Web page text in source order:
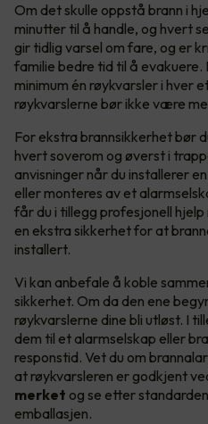
Om det skulle oppstå brann i
minutter til å handle, og hvert
gir tidlig varsel om fare, og er
familie bedre tid til å
minimum én røykvarsler i hver
røykvarslerne bør ikke være
For ekstra brannsikkerhet bør
hvert soverom og øverst i
anvisninger når du installerer
eller monteres av et
får du i tillegg profesjonell
en ekstra sikkerhet for at
installert.
Vi kan anbefale å koble
sikkerhet. Om da den ene
røykvarslerne dine bli utløst. I
dem til et alarmselskap eller
responstid. Vet du om
at røykvarsleren er godkjent
merket og se etter standarden
emballasjen.